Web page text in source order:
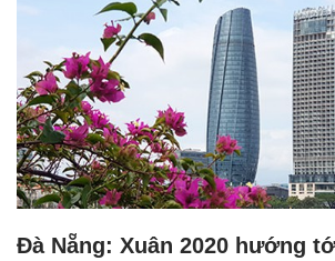
Đà Nẵng: Xuân 2020 hướng